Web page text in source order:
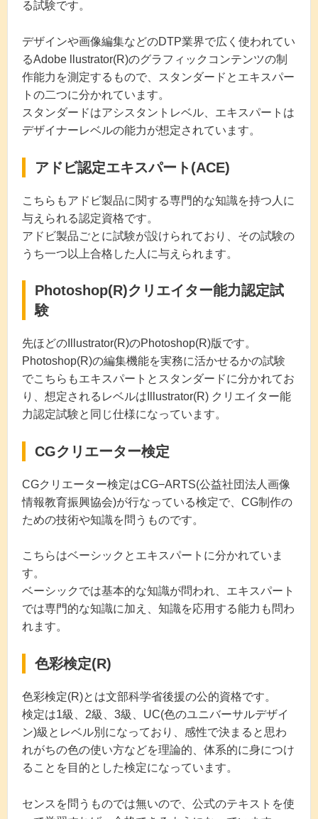
る試験です。
デザインや画像編集などのDTP業界で広く使われてい
るAdobe llustrator(R)のグラフィックコンテンツの制
作能力を測定するもので、スタンダードとエキスパー
トの二つに分かれています。
スタンダードはアシスタントレベル、エキスパートは
デザイナーレベルの能力が想定されています。
アドビ認定エキスパート(ACE)
こちらもアドビ製品に関する専門的な知識を持つ人に
与えられる認定資格です。
アドビ製品ごとに試験が設けられており、その試験の
うち一つ以上合格した人に与えられます。
Photoshop(R)クリエイター能力認定試
験
先ほどのIllustrator(R)のPhotoshop(R)版です。
Photoshop(R)の編集機能を実務に活かせるかの試験
でこちらもエキスパートとスタンダードに分かれてお
り、想定されるレベルはIllustrator(R) クリエイター能
力認定試験と同じ仕様になっています。
CGクリエーター検定
CGクリエーター検定はCG−ARTS(公益社団法人画像
情報教育振興協会)が行なっている検定で、CG制作の
ための技術や知識を問うものです。
こちらはベーシックとエキスパートに分かれていま
す。
ベーシックでは基本的な知識が問われ、エキスパート
では専門的な知識に加え、知識を応用する能力も問わ
れます。
色彩検定(R)
色彩検定(R)とは文部科学省後援の公的資格です。
検定は1級、2級、3級、UC(色のユニバーサルデザイ
ン)級とレベル別になっており、感性で決まると思わ
れがちの色の使い方などを理論的、体系的に身につけ
ることを目的とした検定になっています。
センスを問うものでは無いので、公式のテキストを使